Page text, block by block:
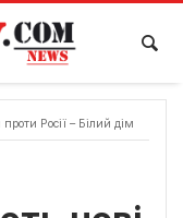
Росії – Білий дім